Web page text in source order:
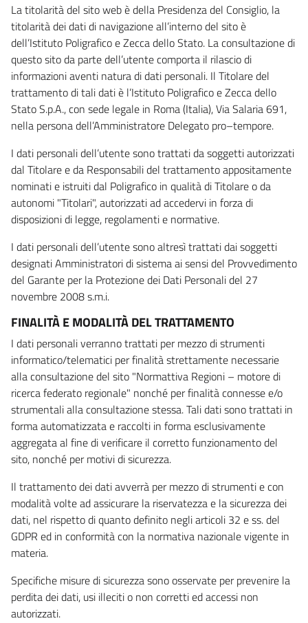
La titolarità del sito web è della Presidenza del Consiglio, la
titolarità dei dati di navigazione all’interno del sito è
dell’Istituto Poligrafico e Zecca dello Stato. La consultazione di
questo sito da parte dell’utente comporta il rilascio di
informazioni aventi natura di dati personali. Il Titolare del
trattamento di tali dati è l’Istituto Poligrafico e Zecca dello
Stato S.p.A., con sede legale in Roma (Italia), Via Salaria 691,
nella persona dell’Amministratore Delegato pro–tempore.
I dati personali dell’utente sono trattati da soggetti autorizzati
dal Titolare e da Responsabili del trattamento appositamente
nominati e istruiti dal Poligrafico in qualità di Titolare o da
autonomi "Titolari", autorizzati ad accedervi in forza di
disposizioni di legge, regolamenti e normative.
I dati personali dell’utente sono altresì trattati dai soggetti
designati Amministratori di sistema ai sensi del Provvedimento
del Garante per la Protezione dei Dati Personali del 27
novembre 2008 s.m.i.
FINALITÀ E MODALITÀ DEL TRATTAMENTO
I dati personali verranno trattati per mezzo di strumenti
informatico/telematici per finalità strettamente necessarie
alla consultazione del sito "Normattiva Regioni – motore di
ricerca federato regionale" nonché per finalità connesse e/o
strumentali alla consultazione stessa. Tali dati sono trattati in
forma automatizzata e raccolti in forma esclusivamente
aggregata al fine di verificare il corretto funzionamento del
sito, nonché per motivi di sicurezza.
Il trattamento dei dati avverrà per mezzo di strumenti e con
modalità volte ad assicurare la riservatezza e la sicurezza dei
dati, nel rispetto di quanto definito negli articoli 32 e ss. del
GDPR ed in conformità con la normativa nazionale vigente in
materia.
Specifiche misure di sicurezza sono osservate per prevenire la
perdita dei dati, usi illeciti o non corretti ed accessi non
autorizzati.